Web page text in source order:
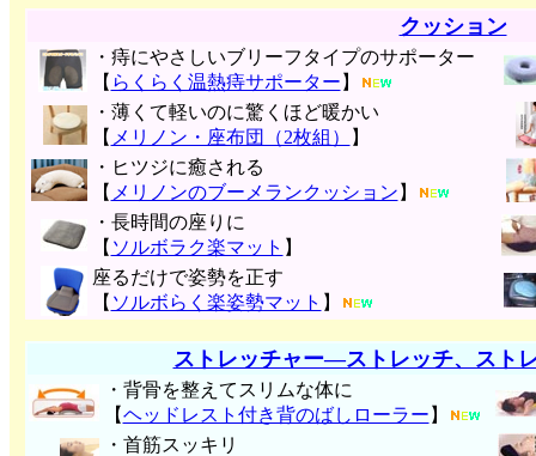
クッション
・痔にやさしいブリーフタイプのサポーター
【 らくらく温熱痔サポーター 】
・薄くて軽いのに驚くほど暖かい
【 メリノン・座布団（2枚組）
】
・ヒツジに癒される
【 メリノンのブーメランクッション 】
・長時間の座りに
【 ソルボラク楽マット 】
座るだけで姿勢を正す
【 ソルボらく楽姿勢マット 】
ストレッチャー―ストレッチ、スト
・背骨を整えてスリムな体に
【ヘッドレスト付き背のばしローラー 】
・首筋スッキリ